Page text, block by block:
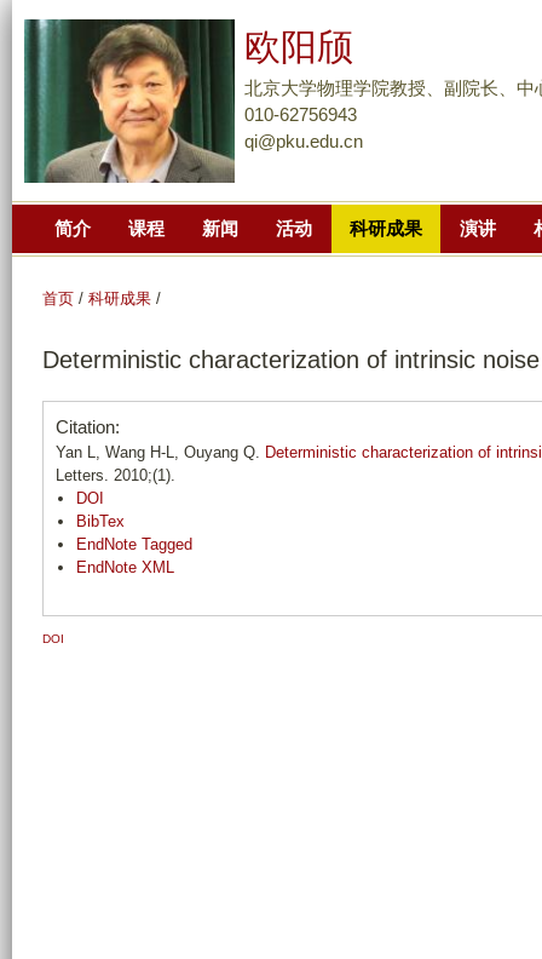
到
主
分
欧阳颀
北京大学物理学院教授、副院长、中
010-62756943
qi@pku.edu.cn
简介 课程 新闻 活动 科研成果 演讲
首页 / 科研成果 /
Deterministic characterization of intrinsic
Citation:
Yan L, Wang H-L, Ouyang Q. Deterministic characterization of
Letters. 2010;(1).
DOI
BibTex
EndNote Tagged
EndNote XML
DOI